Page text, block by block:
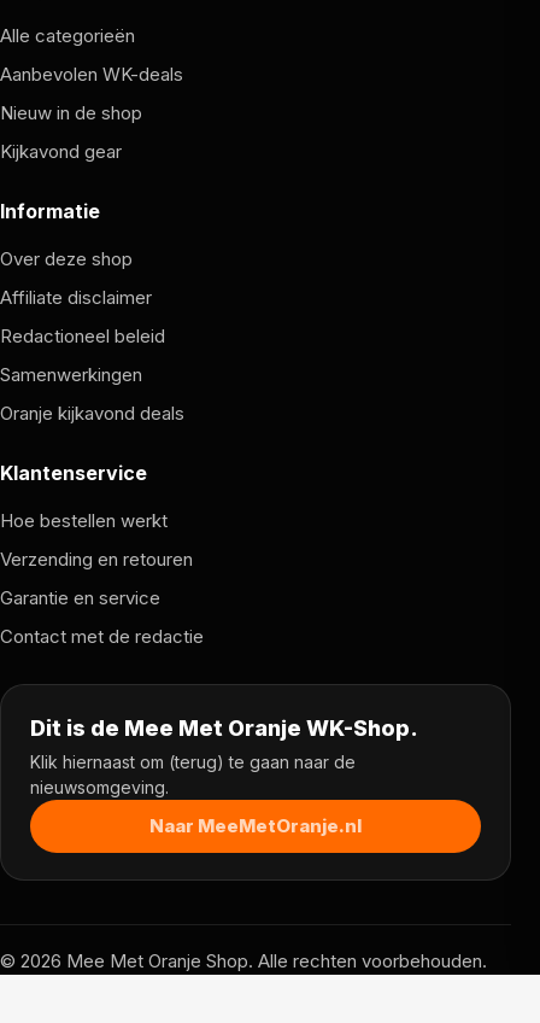
Alle categorieën
Aanbevolen WK-deals
Nieuw in de shop
Kijkavond gear
Informatie
Over deze shop
Affiliate disclaimer
Redactioneel beleid
Samenwerkingen
Oranje kijkavond deals
Klantenservice
Hoe bestellen werkt
Verzending en retouren
Garantie en service
Contact met de redactie
Dit is de Mee Met Oranje WK-Shop.
Klik hiernaast om (terug) te gaan naar de
nieuwsomgeving.
Naar MeeMetOranje.nl
© 2026 Mee Met Oranje Shop. Alle rechten voorbehouden.